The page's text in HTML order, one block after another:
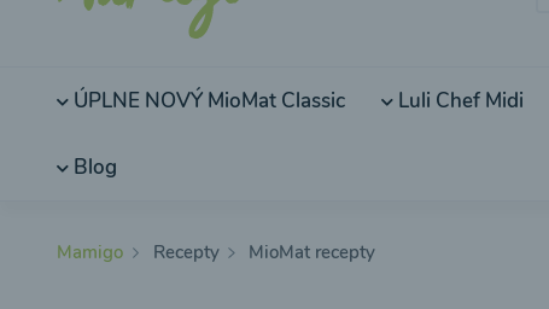
ÚPLNE NOVÝ MioMat Classic Luli Chef Midi
Blog
Mamigo Recepty MioMat recepty